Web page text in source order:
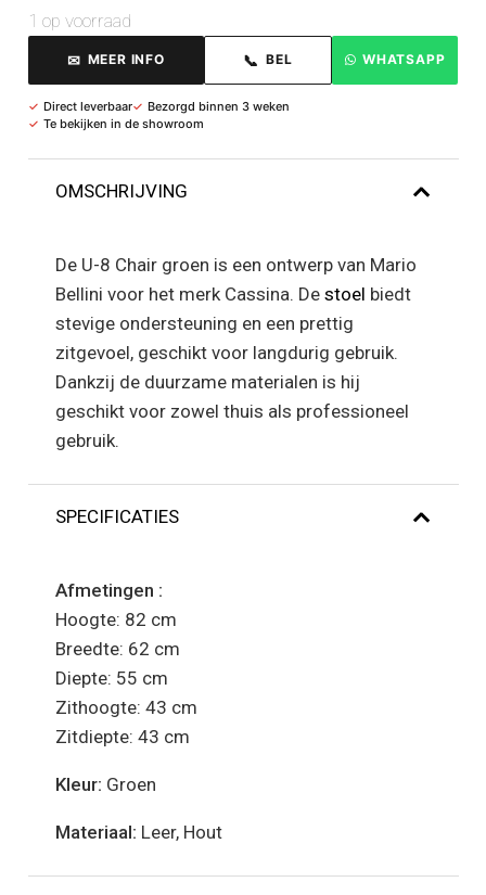
1 op voorraad
✉ MEER INFO 📞 BEL WHATSAPP
✓ Direct leverbaar✓ Bezorgd binnen 3 weken
✓ Te bekijken in de showroom
OMSCHRIJVING
De U-8 Chair groen is een ontwerp van Mario
Bellini voor het merk Cassina. De stoel biedt
stevige ondersteuning en een prettig
zitgevoel, geschikt voor langdurig gebruik.
Dankzij de duurzame materialen is hij
geschikt voor zowel thuis als professioneel
gebruik.
SPECIFICATIES
Afmetingen :
Hoogte: 82 cm
Breedte: 62 cm
Diepte: 55 cm
Zithoogte: 43 cm
Zitdiepte: 43 cm
Kleur: Groen
Materiaal: Leer, Hout